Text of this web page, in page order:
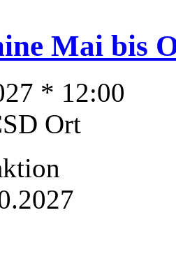
Mai bis
* 12:00
Ort